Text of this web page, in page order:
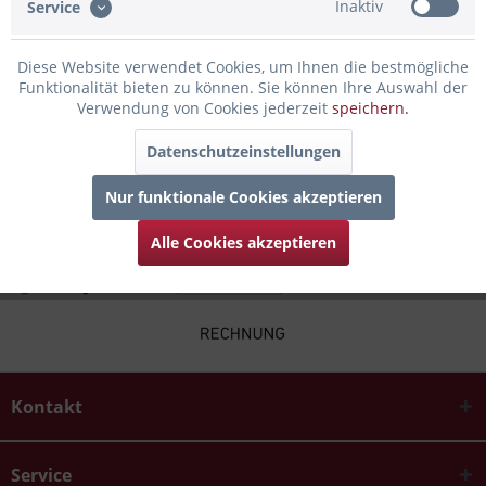
Bewertungen lesen, schreiben und diskutieren...
mehr
Infos zum Hersteller
Folgende Infos zum Hersteller sind verfübar......mehr
Kontakt
Service
Service Inaktiv
Diese Website verwendet Cookies, um Ihnen die bestmögliche
Funktionalität bieten zu können. Sie können Ihre Auswahl der
Verwendung von Cookies jederzeit speichern.
Datenschutzeinstellungen
Nur funktionale Cookies akzeptieren
Alle Cookies akzeptieren